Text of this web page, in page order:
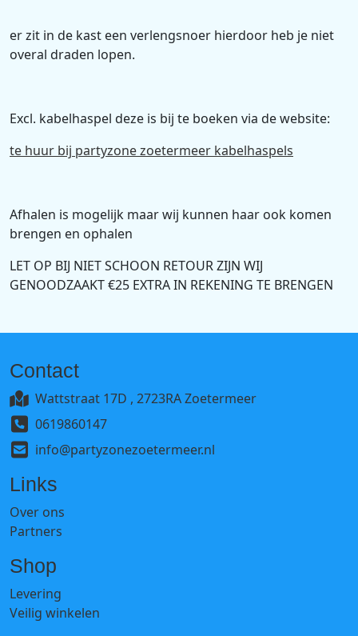
er zit in de kast een verlengsnoer hierdoor heb je niet
overal draden lopen.
Excl. kabelhaspel deze is bij te boeken via de website:
te huur bij partyzone zoetermeer kabelhaspels
Afhalen is mogelijk maar wij kunnen haar ook komen
brengen en ophalen
LET OP BIJ NIET SCHOON RETOUR ZIJN WIJ
GENOODZAAKT €25 EXTRA IN REKENING TE BRENGEN
Contact
Wattstraat 17D , 2723RA Zoetermeer
0619860147
info@partyzonezoetermeer.nl
Links
Over ons
Partners
Shop
Levering
Veilig winkelen